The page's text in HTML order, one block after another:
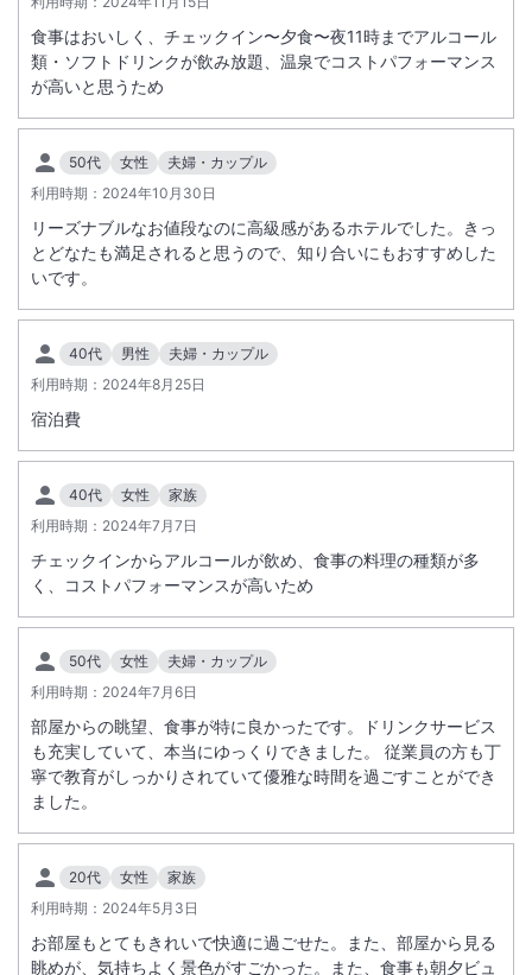
食事はおいしく、チェックイン〜夕食〜夜11時までアルコール
類・ソフトドリンクが飲み放題、温泉でコストパフォーマンス
が高いと思うため
50代 女性
夫婦・カップル
利用時期： 2024年10月30日
リーズナブルなお値段なのに高級感があるホテルでした。きっ
とどなたも満足されると思うので、知り合いにもおすすめした
いです。
40代 男性
夫婦・カップル
利用時期： 2024年8月25日
宿泊費
40代 女性
家族
利用時期： 2024年7月7日
チェックインからアルコールが飲め、食事の料理の種類が多
く、コストパフォーマンスが高いため
50代 女性
夫婦・カップル
利用時期： 2024年7月6日
部屋からの眺望、食事が特に良かったです。ドリンクサービス
も充実していて、本当にゆっくりできました。 従業員の方も丁
寧で教育がしっかりされていて優雅な時間を過ごすことができ
ました。
20代 女性
家族
利用時期： 2024年5月3日
お部屋もとてもきれいで快適に過ごせた。また、部屋から見る
眺めが、気持ちよく景色がすごかった。また、食事も朝夕ビュ